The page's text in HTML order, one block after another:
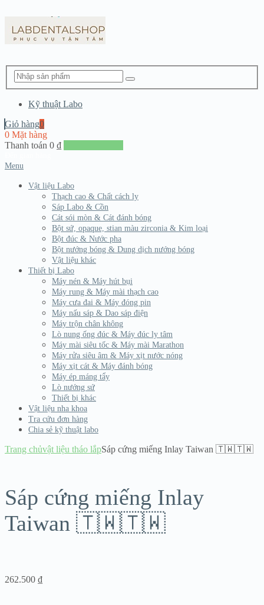
Kỹ thuật Labo
Giỏ hàng0
0 Mặt hàng
Thanh toán 0 ₫
Menu
Vật liệu Labo
Thạch cao & Chất cách ly
Sáp Labo & Cồn
Cát sói mòn & Cát đánh bóng
Bột sứ, opaque, stian màu zirconia & Kim loại
Bột đúc & Nước pha
Bột nướng bóng & Dung dịch nướng bóng
Vật liệu khác
Thiết bị Labo
Máy nén & Máy hút bụi
Máy rung & Máy mài thạch cao
Máy cưa đai & Máy đóng pin
Máy nấu sáp & Dao sáp điện
Máy trộn chân không
Lò nung ống đúc & Máy đúc ly tâm
Máy mài siêu tốc & Máy mài Marathon
Máy rửa siêu âm & Máy xịt nước nóng
Máy xịt cát & Máy đánh bóng
Máy ép máng tẩy
Lò nướng sứ
Thiết bị khác
Vật liệu nha khoa
Tra cứu đơn hàng
Chia sẻ kỹ thuật labo
Trang chủvật liệu tháo lắpSáp cứng miếng Inlay Taiwan 🇹🇼🇹🇼
Sáp cứng miếng Inlay
Taiwan 🇹🇼🇹🇼
262.500 ₫